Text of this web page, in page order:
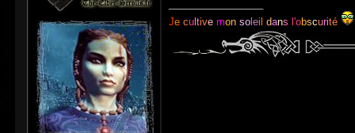
Je cu ltive mon so leil dans l'obscurité